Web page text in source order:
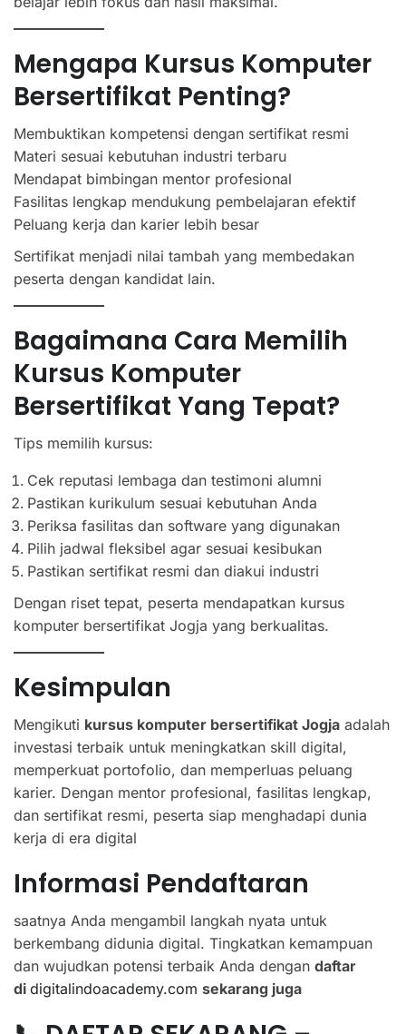
Mengapa Kursus Komputer
Bersertifikat Penting?
Membuktikan kompetensi dengan sertifikat resmi
Materi sesuai kebutuhan industri terbaru
Mendapat bimbingan mentor profesional
Fasilitas lengkap mendukung pembelajaran efektif
Peluang kerja dan karier lebih besar
Sertifikat menjadi nilai tambah yang membedakan
peserta dengan kandidat lain.
Bagaimana Cara Memilih
Kursus Komputer
Bersertifikat Yang Tepat?
Tips memilih kursus:
Cek reputasi lembaga dan testimoni alumni
Pastikan kurikulum sesuai kebutuhan Anda
Periksa fasilitas dan software yang digunakan
Pilih jadwal fleksibel agar sesuai kesibukan
Pastikan sertifikat resmi dan diakui industri
Dengan riset tepat, peserta mendapatkan kursus
komputer bersertifikat Jogja yang berkualitas.
Kesimpulan
Mengikuti kursus komputer bersertifikat Jogja adalah
investasi terbaik untuk meningkatkan skill digital,
memperkuat portofolio, dan memperluas peluang
karier. Dengan mentor profesional, fasilitas lengkap,
dan sertifikat resmi, peserta siap menghadapi dunia
kerja di era digital
Informasi Pendaftaran
saatnya Anda mengambil langkah nyata untuk
berkembang didunia digital. Tingkatkan kemampuan
dan wujudkan potensi terbaik Anda dengan daftar
di digitalindoacademy.com sekarang juga